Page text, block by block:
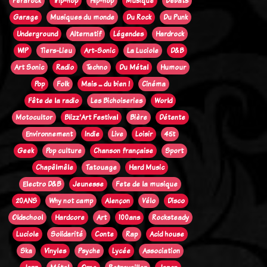
Garage
Musiques du monde Du Rock
Du Punk
Underground
Alternatif Légendes
Hardrock
WIP
Tiers-Lieu Art-Sonic La Luciole
D&B
Art Sonic
Radio Techno Du Métal
Humour
Pop
Folk Mais ... du bien !
Cinéma
Fête de la radio
Les Bichoiseries
World
Motocultor
Blizz'Art Festival Bière
Détente
Environnement
Indie Live Loisir
45t
Geek
Pop culture Chanson française
Sport
Chapêlmêle
Tatouage
Hard Music
Electro D&B
Jeunesse
Fete de la musique
20ANS
Why not camp Alençon Vélo
Disco
Oldschool
Hardcore Art 100ans
Rocksteady
Luciole
Solidarité Conte Rap
Acid house
Ska
Vinyles Psyche Lycée
Association